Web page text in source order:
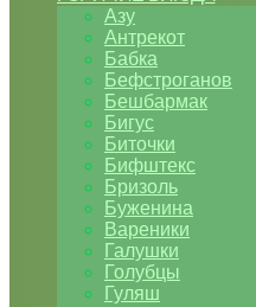
Азу
Антрекот
Бабка
Бефстроганов
Бешбармак
Бигус
Биточки
Бифштекс
Бризоль
Буженина
Вареники
Галушки
Голубцы
Гуляш